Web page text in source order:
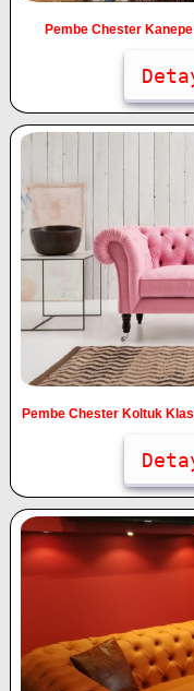
Pembe Chester
Pembe Chester Koltuk